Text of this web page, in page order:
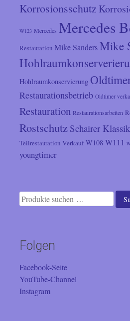
Korrosionsschutz
W123 Mercedes Mercedes
Restauration Mike SandersMike
Hohlraumkonservierung
Restaurationsbetrieb Oldtimer
Restauration Restaurationsarbeiten
Rostschutz Schairer
Teilrestauration Verkauf W108 W111
youngtimer
Suchen
nach:
Folgen
Facebook-Seite
YouTube-Channel
Instagram